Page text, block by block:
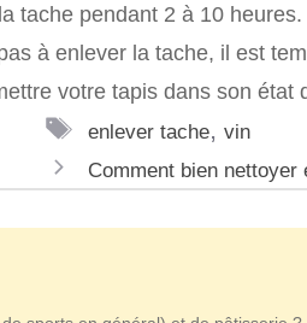
tache pendant 2 à 10 heures.
à enlever la tache, il est
votre tapis dans son état
Étiquettes
enlever tache, vin
Comment bien